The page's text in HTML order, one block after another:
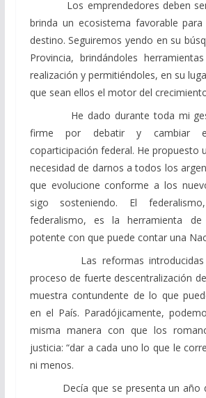
Los emprendedores deben
brinda un ecosistema favorable
destino. Seguiremos yendo en su
Provincia, brindándoles
realización y permitiéndoles, en su
que sean ellos el motor del
He dado durante toda mi
firme por debatir y cambiar
coparticipación federal. He propuesto
necesidad de darnos a todos los
que evolucione conforme a los
sigo sosteniendo. El
federalismo, es la herramienta de
potente con que puede contar una
Las reformas introducidas
proceso de fuerte descentralización
muestra contundente de lo que
en el País. Paradójicamente,
misma manera con que los
justicia: “dar a cada uno lo que le
ni menos.
Decía que se presenta un año